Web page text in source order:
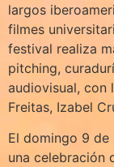
largos
filmes
festival realiza
pitching,
audiovisual, con
Freitas, Izabel
El domingo 9 de
una celebración